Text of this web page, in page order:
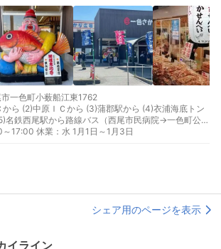
一色町小薮船江東1762
(4)衣浦海底トン
場）
17:00 休業：水 1月1日～1月3日
シェア用のページを表示
イライン